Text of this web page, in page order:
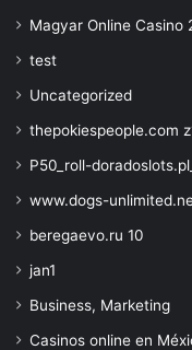
Magyar Online Casino
test
Uncategorized
thepokiespeople.com
P50_roll-
www.dogs-
beregaevo.ru 10
jan1
Business, Marketing
Casinos online en